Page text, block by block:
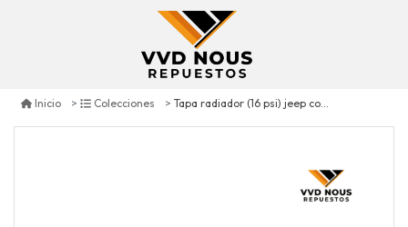
Inicio Colecciones Tapa radiador (16 psi) jeep compass 2.0 2007/2017